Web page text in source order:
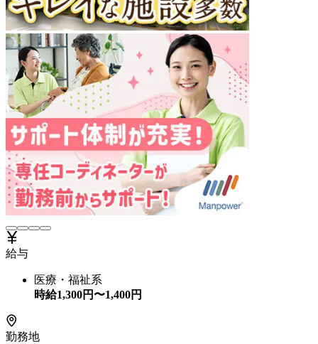
給与
医療・福祉系
時給1,300円〜1,400円
勤務地